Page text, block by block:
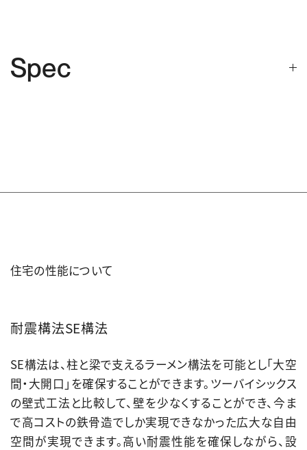
Spec
0.56
適合
5 / 7
等級5｜ZEH水準 ※断熱性能等級は当社の2021年平
均値より算出しています。
住宅の性能について
耐震構法SE構法
SE構法は、柱と梁で支えるラーメン構法を可能とし「大空
間・大開口」を確保することができます。ツーバイシックス
の壁式工法と比較して、壁を少なくすることができ、今ま
で高コストの鉄骨造でしか実現できなかった広大な自由
空間が実現できます。高い耐震性能を確保しながら、設